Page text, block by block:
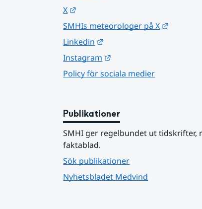
X
SMHIs meteorologer på X
Linkedin
Instagram
Policy för sociala medier
Publikationer
SMHI ger regelbundet ut tidskrifter,
faktablad.
Sök publikationer
Nyhetsbladet Medvind